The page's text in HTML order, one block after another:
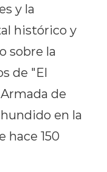
y la
histórico y
sobre la
de "El
de
en la
hace 150